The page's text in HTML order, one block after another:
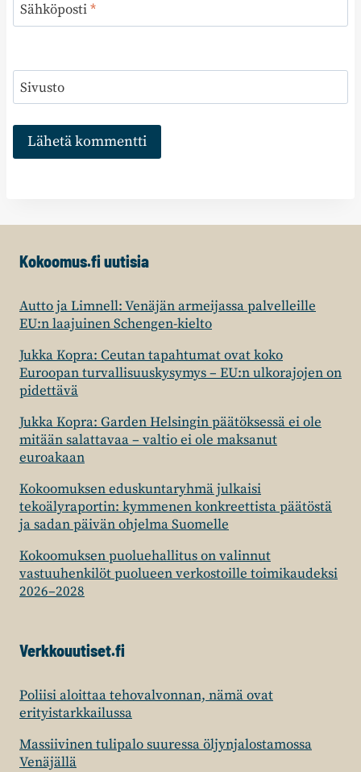
Sähköposti*
Sivusto
Kokoomus.fi uutisia
Autto ja Limnell: Venäjän armeijassa palvelleille
EU:n laajuinen Schengen-kielto
Jukka Kopra: Ceutan tapahtumat ovat koko
Euroopan turvallisuuskysymys – EU:n ulkorajojen on
pidettävä
Jukka Kopra: Garden Helsingin päätöksessä ei ole
mitään salattavaa – valtio ei ole maksanut
euroakaan
Kokoomuksen eduskuntaryhmä julkaisi
tekoälyraportin: kymmenen konkreettista päätöstä
ja sadan päivän ohjelma Suomelle
Kokoomuksen puoluehallitus on valinnut
vastuuhenkilöt puolueen verkostoille toimikaudeksi
2026–2028
Verkkouutiset.fi
Poliisi aloittaa tehovalvonnan, nämä ovat
erityistarkkailussa
Massiivinen tulipalo suuressa öljynjalostamossa
Venäjällä